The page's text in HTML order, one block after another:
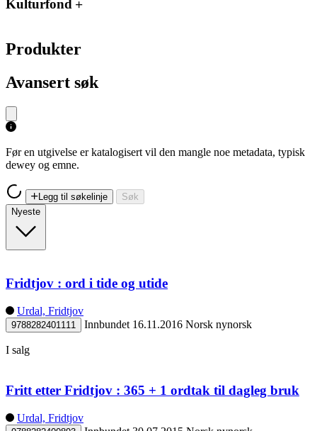
Kulturfond
Produkter
Avansert søk
Før en utgivelse er katalogisert vil den mangle noe metadata, typisk
dewey og emne.
Legg til søkelinje
Søk
Nyeste
Fridtjov : ord i tide og utide
Urdal, Fridtjov
9788282401111 Innbundet 16.11.2016 Norsk nynorsk
I salg
Fritt etter Fridtjov : 365 + 1 ordtak til dagleg bruk
Urdal, Fridtjov